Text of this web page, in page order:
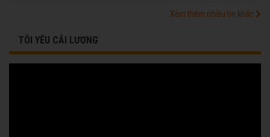
Xem thêm nhiều tin khác
TÔI YÊU CẢI LƯƠNG